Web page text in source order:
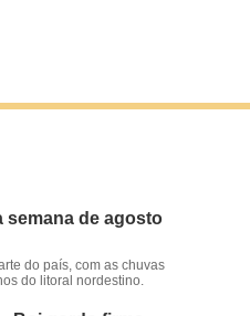
semana de agosto
do país, com as chuvas
do litoral nordestino.